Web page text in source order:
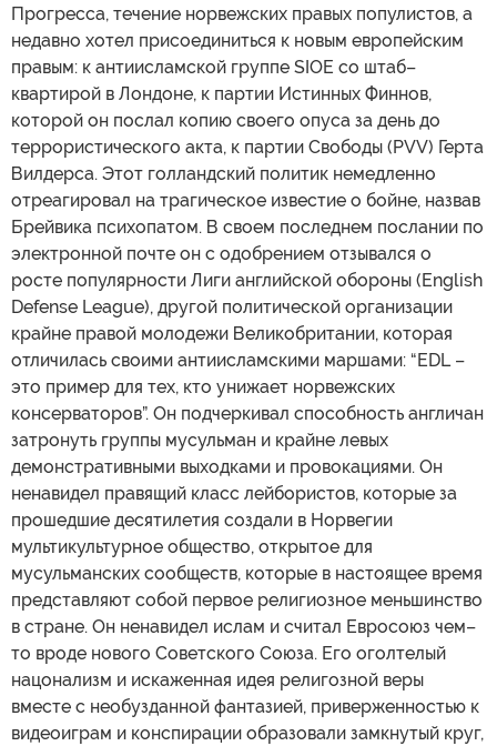
Прогресса, течение норвежских правых популистов, а
недавно хотел присоединиться к новым европейским
правым: к антиисламской группе SIOE со штаб–
квартирой в Лондоне, к партии Истинных Финнов,
которой он послал копию своего опуса за день до
террористического акта, к партии Свободы (PVV) Герта
Вилдерса. Этот голландский политик немедленно
отреагировал на трагическое известие о бойне, назвав
Брейвика психопатом. В своем последнем послании по
электронной почте он с одобрением отзывался о
росте популярности Лиги английской обороны (English
Defense League), другой политической организации
крайне правой молодежи Великобритании, которая
отличилась своими антиисламскими маршами: “EDL –
это пример для тех, кто унижает норвежских
консерваторов”. Он подчеркивал способность англичан
затронуть группы мусульман и крайне левых
демонстративными выходками и провокациями. Он
ненавидел правящий класс лейбористов, которые за
прошедшие десятилетия создали в Норвегии
мультикультурное общество, открытое для
мусульманских сообществ, которые в настоящее время
представляют собой первое религиозное меньшинство
в стране. Он ненавидел ислам и считал Евросоюз чем–
то вроде нового Советского Союза. Его оголтелый
нацонализм и искаженная идея религозной веры
вместе с необузданной фантазией, приверженностью к
видеоиграм и конспирации образовали замкнутый круг,